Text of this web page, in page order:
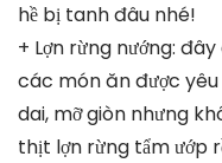
hề bị tanh đâu nhé!
+ Lợn rừng nướng:
các món ăn được
dai, mỡ giòn nhưng
thịt lợn rừng tẩm ướp